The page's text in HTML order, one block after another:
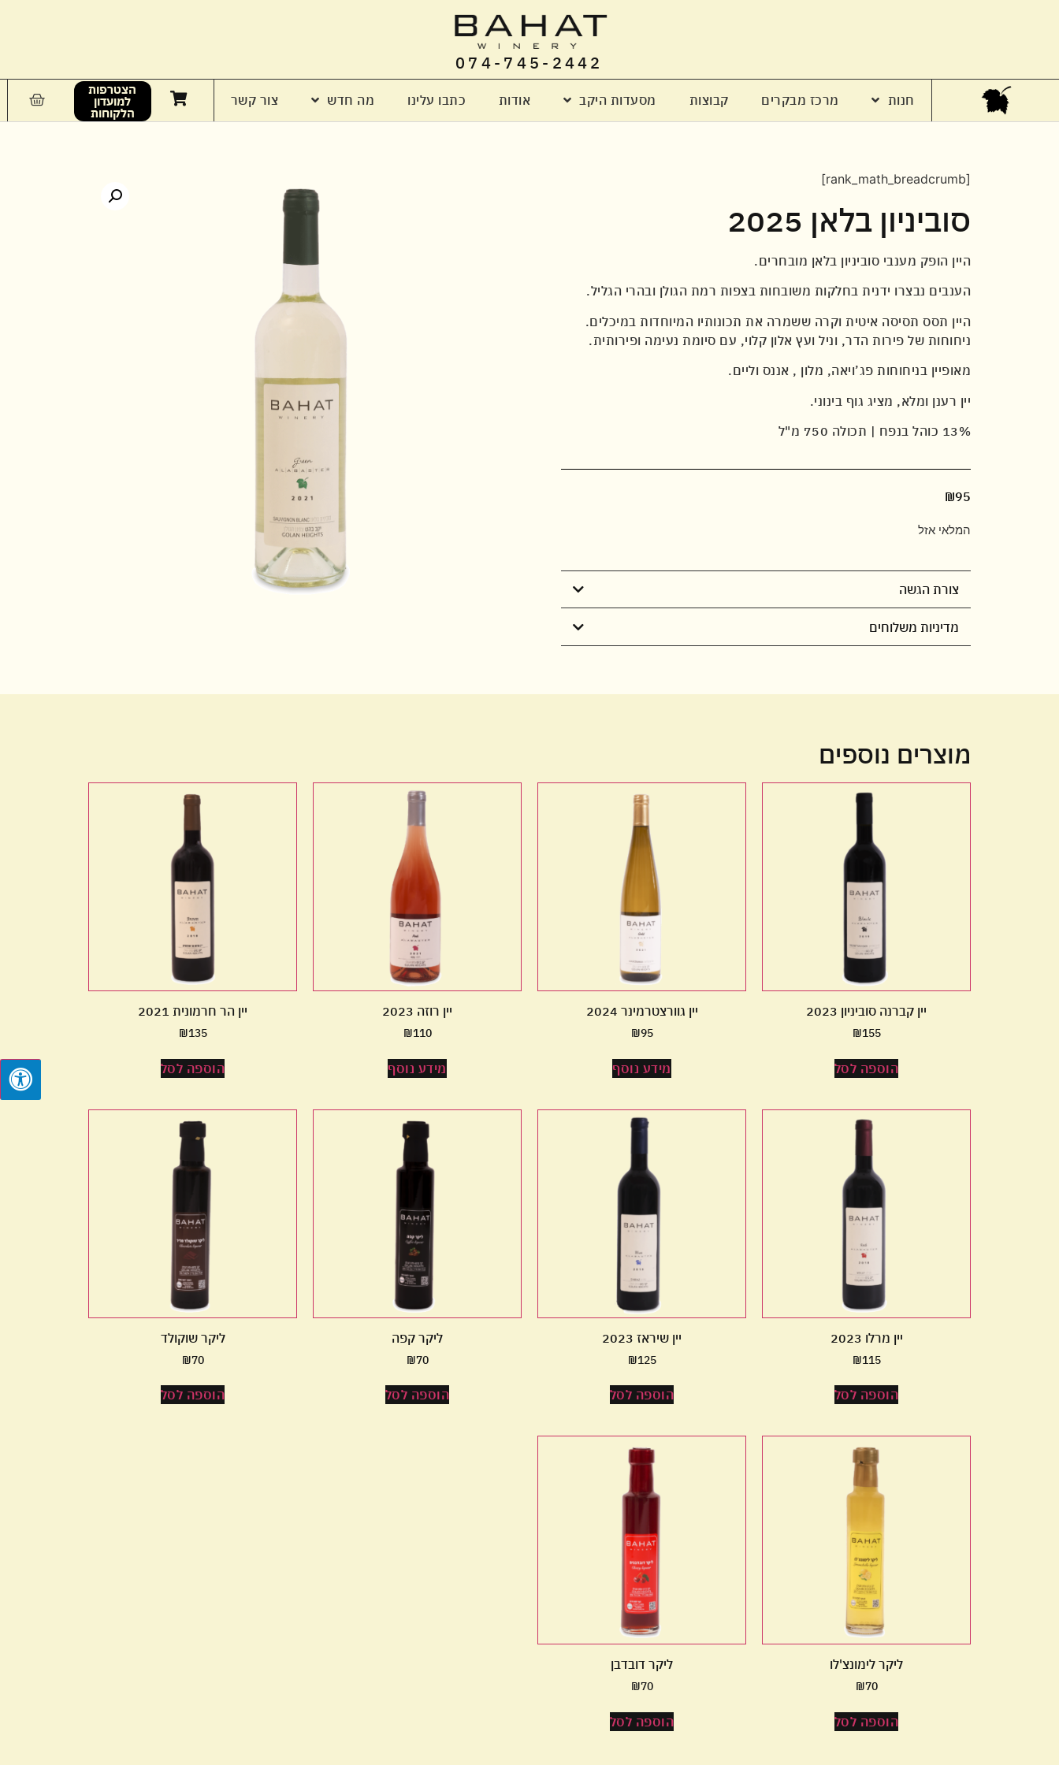
074-745-2442
חנות מרכז מבקרים קבוצות מסעדות היקב אודות כתבו עלינו מה חדש צור קשר
הצטרפות
למועדון
הלקוחות
[rank_math_breadcrumb]
סוביניון בלאן 2025
היין הופק מענבי סוביניון בלאן מובחרים.
הענבים נבצרו ידנית בחלקות משובחות בצפות רמת הגולן ובהרי הגליל.
היין תסס תסיסה איטית וקרה ששמרה את תכונותיו המיוחדות במיכלים.
ניחוחות של פירות הדר, וניל ועץ אלון קלוי, עם סיומת נעימה ופירותית.
מאופיין בניחוחות פג’ויאה, מלון , אננס וליים.
יין רענן ומלא, מציג גוף בינוני.
13% כוהל בנפח | תכולה 750 מ"ל
₪95
המלאי אזל
צורת הגשה
מדיניות משלוחים
מוצרים נוספים
יין קברנה סוביניון 2023
₪155
הוספה לסל
יין גוורצטרמינר 2024
₪95
מידע נוסף
יין רוזה 2023
₪110
מידע נוסף
יין הר חרמונית 2021
₪135
הוספה לסל
יין מרלו 2023
₪115
הוספה לסל
יין שיראז 2023
₪125
הוספה לסל
ליקר קפה
₪70
הוספה לסל
ליקר שוקולד
₪70
הוספה לסל
ליקר לימונצ'לו
₪70
הוספה לסל
ליקר דובדבן
₪70
הוספה לסל